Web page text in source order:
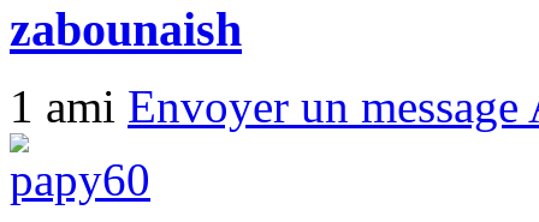
zabounaish
1 ami Envoyer un message